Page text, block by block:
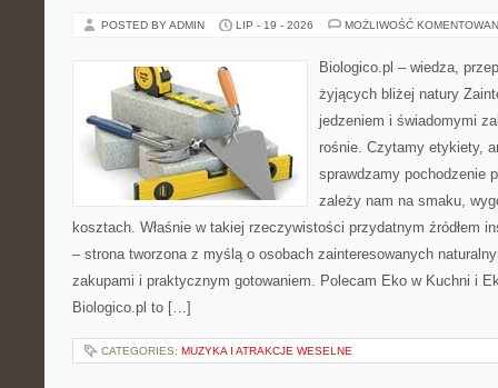
POSTED BY ADMIN LIP - 19 - 2026 MOŻLIWOŚĆ
Biologico.pl – wiedza,
żyjących bliżej natury
jedzeniem i świadomymi
rośnie. Czytamy etykiety,
sprawdzamy pochodzenie
zależy nam na smaku,
kosztach. Właśnie w takiej rzeczywistości przydatnym źródłem
– strona tworzona z myślą o osobach zainteresowanych
zakupami i praktycznym gotowaniem. Polecam Eko w Kuchni i
Biologico.pl to […]
CATEGORIES: MUZYKA I ATRAKCJE WESELNE